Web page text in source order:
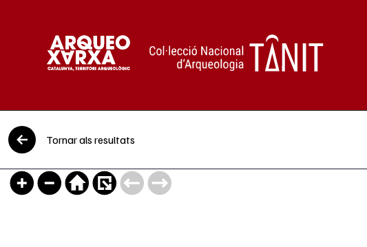
Vés al contingut
Tornar als resultats